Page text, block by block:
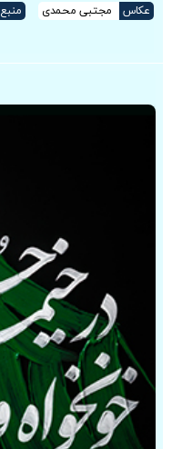
عکاس مجتبی محمدی منبع